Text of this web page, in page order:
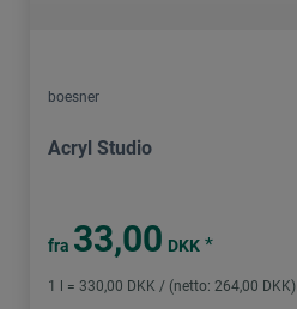
boesner
Acryl Studio
fra 33,00 DKK *
1 l = 330,00 DKK / (netto: 264,00 DKK)